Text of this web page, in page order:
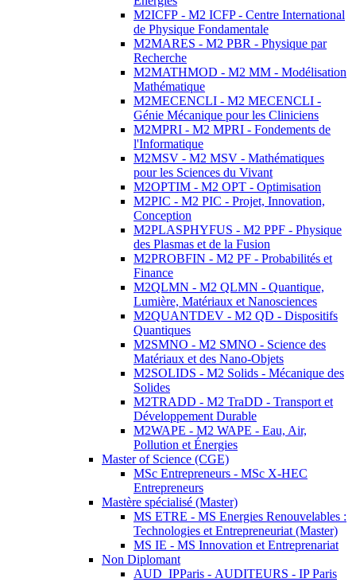
M2ICFP - M2 ICFP - Centre International
de Physique Fondamentale
M2MARES - M2 PBR - Physique par
Recherche
M2MATHMOD - M2 MM - Modélisation
Mathématique
M2MECENCLI - M2 MECENCLI -
Génie Mécanique pour les Cliniciens
M2MPRI - M2 MPRI - Fondements de
l'Informatique
M2MSV - M2 MSV - Mathématiques
pour les Sciences du Vivant
M2OPTIM - M2 OPT - Optimisation
M2PIC - M2 PIC - Projet, Innovation,
Conception
M2PLASPHYFUS - M2 PPF - Physique
des Plasmas et de la Fusion
M2PROBFIN - M2 PF - Probabilités et
Finance
M2QLMN - M2 QLMN - Quantique,
Lumière, Matériaux et Nanosciences
M2QUANTDEV - M2 QD - Dispositifs
Quantiques
M2SMNO - M2 SMNO - Science des
Matériaux et des Nano-Objets
M2SOLIDS - M2 Solids - Mécanique des
Solides
M2TRADD - M2 TraDD - Transport et
Développement Durable
M2WAPE - M2 WAPE - Eau, Air,
Pollution et Énergies
Master of Science (CGE)
MSc Entrepreneurs - MSc X-HEC
Entrepreneurs
Mastère spécialisé (Master)
MS ETRE - MS Energies Renouvelables :
Technologies et Entrepreneuriat (Master)
MS IE - MS Innovation et Entreprenariat
Non Diplomant
AUD_IPParis - AUDITEURS - IP Paris